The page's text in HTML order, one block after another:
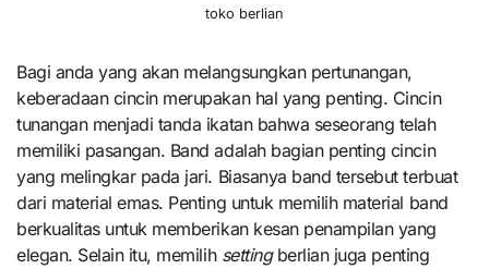
toko berlian
Bagi anda yang akan melangsungkan pertunangan,
keberadaan cincin merupakan hal yang penting. Cincin
tunangan menjadi tanda ikatan bahwa seseorang telah
memiliki pasangan. Band adalah bagian penting cincin
yang melingkar pada jari. Biasanya band tersebut terbuat
dari material emas. Penting untuk memilih material band
berkualitas untuk memberikan kesan penampilan yang
elegan. Selain itu, memilih setting berlian juga penting